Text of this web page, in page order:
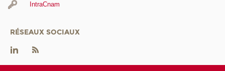
IntraCnam
RÉSEAUX SOCIAUX